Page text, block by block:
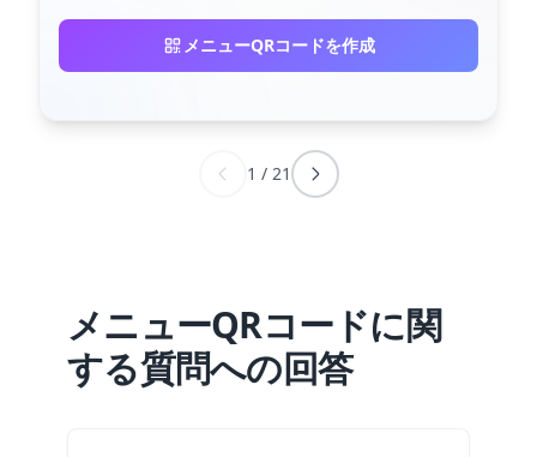
メニューQRコードを作成
1 / 21
メニューQRコードに関
する質問への回答